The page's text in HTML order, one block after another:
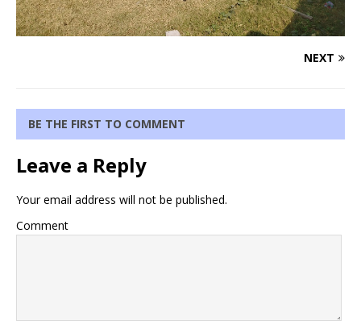
NEXT
BE THE FIRST TO COMMENT
Leave a Reply
Your email address will not be published.
Comment